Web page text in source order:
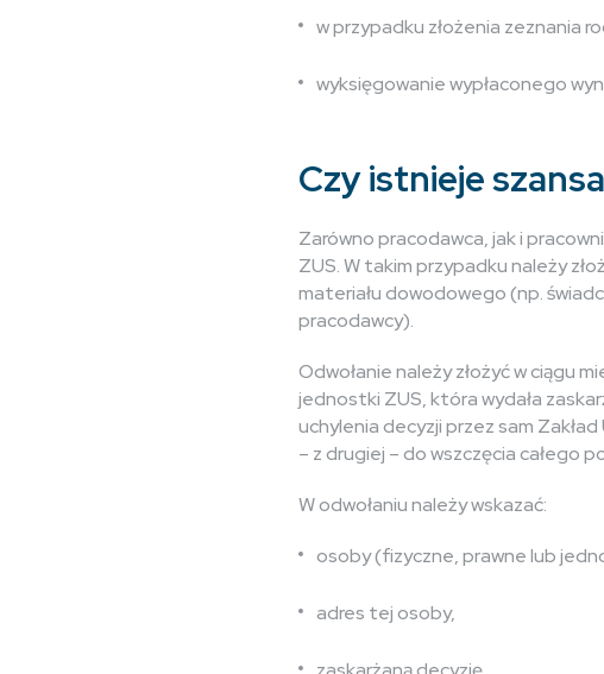
w przypadku złożenia zeznania
wyksięgowanie wypłaconego
Czy istnieje
Zarówno pracodawca, jak i
ZUS. W takim przypadku należy
materiału dowodowego (np.
pracodawcy).
Odwołanie należy złożyć w ciągu
jednostki ZUS, która wydała
uchylenia decyzji przez sam
– z drugiej – do wszczęcia całego
W odwołaniu należy wskazać:
osoby (fizyczne, prawne lub
adres tej osoby,